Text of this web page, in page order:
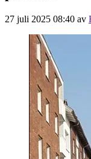
27 juli 2025 08:40 av